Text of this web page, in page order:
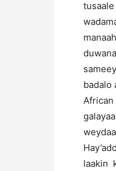
badalo
laakin